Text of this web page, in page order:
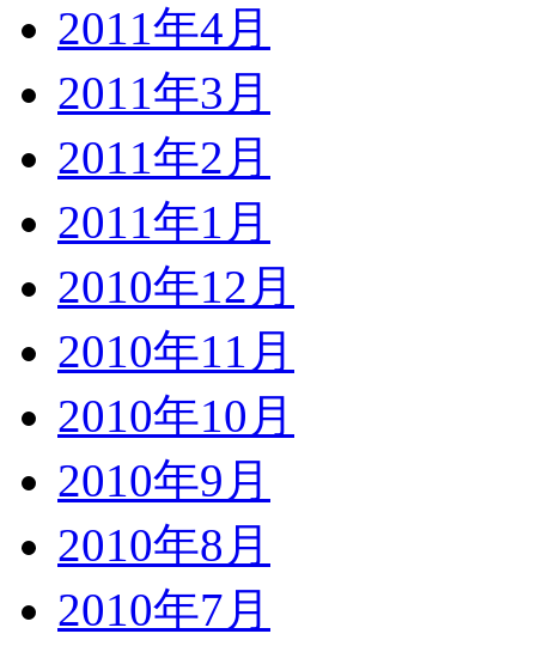
2011年4月
2011年3月
2011年2月
2011年1月
2010年12月
2010年11月
2010年10月
2010年9月
2010年8月
2010年7月